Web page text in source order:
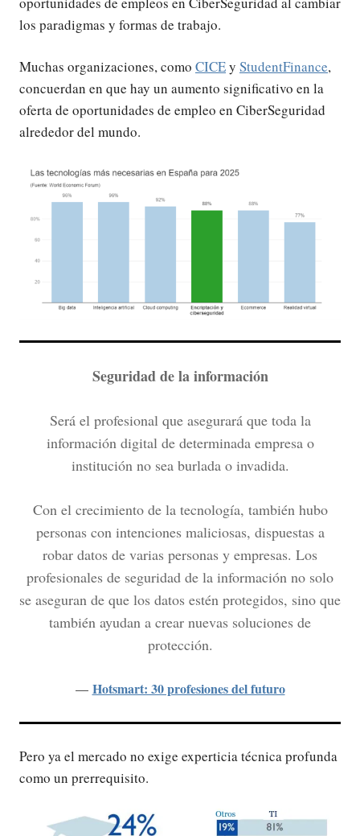
los paradigmas y formas de trabajo.
Muchas organizaciones, como CICEy StudentFinance,
concuerdan en que hay un aumento significativo en la
oferta de oportunidades de empleo en CiberSeguridad
alrededor del mundo.
Seguridad de la información
Será el profesional que asegurará que toda la
información digital de determinada empresa o
institución no sea burlada o invadida.
Con el crecimiento de la tecnología, también hubo
personas con intenciones maliciosas, dispuestas a
robar datos de varias personas y empresas. Los
profesionales de seguridad de la información no solo
se aseguran de que los datos estén protegidos, sino que
también ayudan a crear nuevas soluciones de
protección.
Hotsmart: 30 profesiones del futuro
Pero ya el mercado no exige experticia técnica profunda
como un prerrequisito.